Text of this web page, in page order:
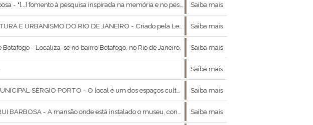
à pesquisa inspirada na memória e no peso da produção intelectual de seu patrono. " Saiba mais
de 31 de dezembro de 2010, o Conselho de Arquitetura e Urbanismo, autarquia dotada de personalidade jurídica de direito público, com autonomia administrativa, financeira e estrutura federativa, passa a regulamentar as ativid Saiba mais
- Localiza-se no bairro Botafogo, no Rio de Janeiro. Saiba mais
Saiba mais
do Rio. Integra a Rede Municipal de Teatros da Secretaria Municipal de Cultura. Tem uma programação variada, com exposições de arte, palestras, debates, workshops, espetáculos de teatro, recitais de po Saiba mais
1849, em estilo neoclássico, serviu de residência a Rui Barbosa (1849-1923) durante os últimos 28 anos de sua vida. Possui um acervo de 1.400 peças de mobiliário, objetos decorativos e de uso pessoal e p Saiba mais